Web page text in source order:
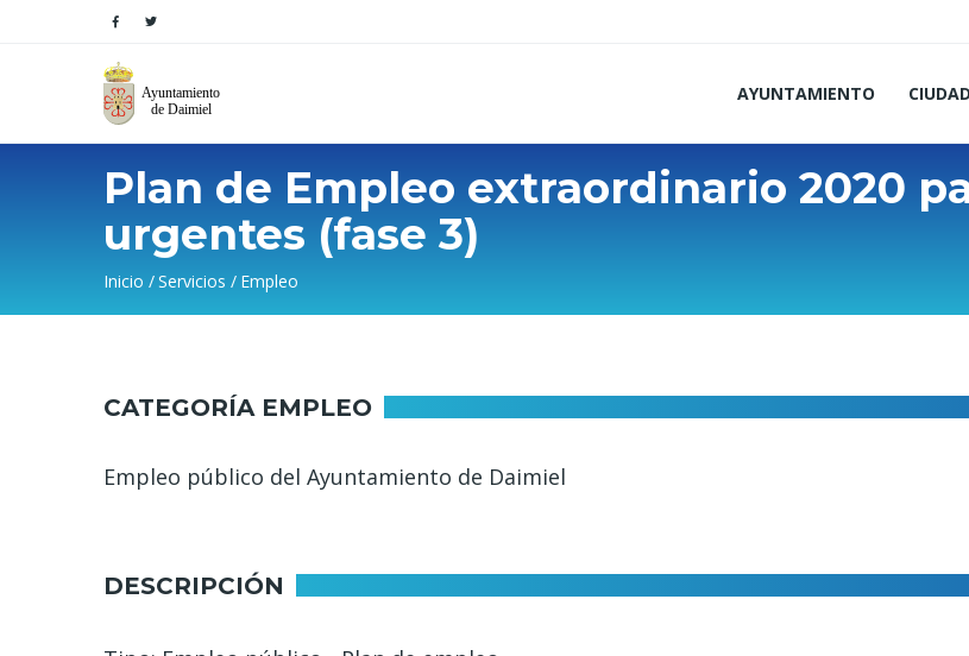
AYUNTAMIENTO CIUDAD
Plan de Empleo extraordinario 2020
urgentes (fase 3)
Sobrescribir
ayuda
a
navegación
Inicio Servicios Empleo
CATEGORÍA EMPLEO
Empleo público del Ayuntamiento de Daimiel
DESCRIPCIÓN